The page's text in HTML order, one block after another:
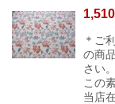
1,510
＊ご
の商
さい
この
当店